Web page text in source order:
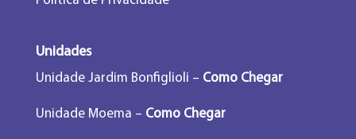
Unidades
Unidade Jardim Bonfiglioli – Como Chegar
Unidade Moema – Como Chegar